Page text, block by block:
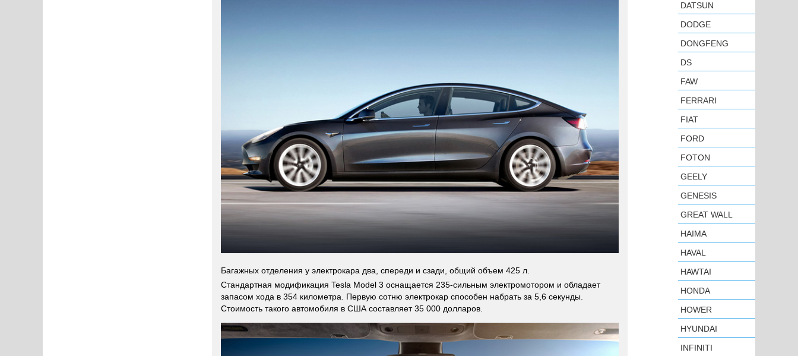
Багажных отделения у электрокара два, спереди и сзади, общий объем 425 л.
Стандартная модификация Tesla Model 3 оснащается 235-сильным электромотором и обладает
запасом хода в 354 километра. Первую сотню электрокар способен набрать за 5,6 секунды.
Стоимость такого автомобиля в США составляет 35 000 долларов.
DATSUN
DODGE
DONGFENG
DS
FAW
FERRARI
FIAT
FORD
FOTON
GEELY
GENESIS
GREAT WALL
HAIMA
HAVAL
HAWTAI
HONDA
HOWER
HYUNDAI
INFINITI